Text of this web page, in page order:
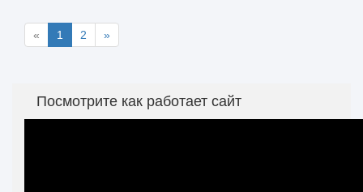
« 1 2 »
Посмотрите как работает сайт